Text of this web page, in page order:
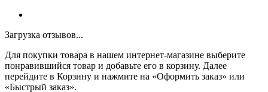
Загрузка отзывов...
Для покупки товара в нашем интернет-магазине выберите
понравившийся товар и добавьте его в корзину. Далее
перейдите в Корзину и нажмите на «Оформить заказ» или
«Быстрый заказ».